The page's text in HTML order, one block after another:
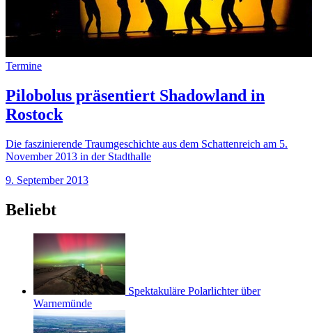
Termine
Pilobolus präsentiert Shadowland in
Rostock
Die faszinierende Traumgeschichte aus dem Schattenreich am 5.
November 2013 in der Stadthalle
9. September 2013
Beliebt
Spektakuläre Polarlichter über
Warnemünde